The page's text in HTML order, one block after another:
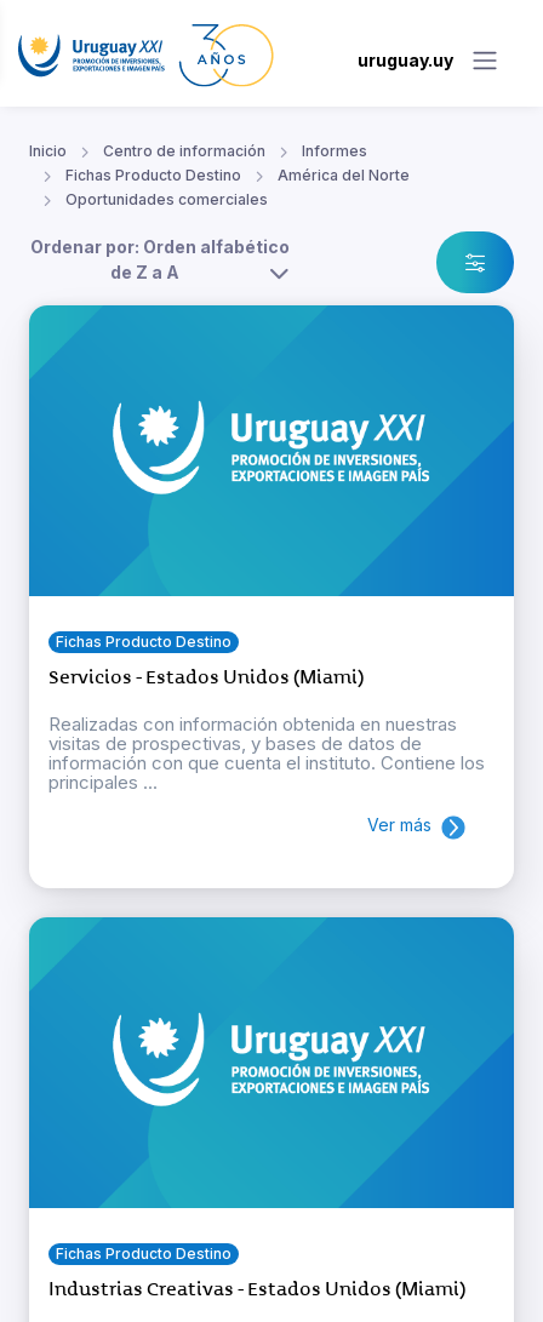
uruguay.uy
Inicio Centro de información
Informes
Fichas Producto Destino
América del Norte
Oportunidades comerciales
Ordenar por: Orden alfabético
de Z a A
Fichas Producto Destino
Servicios - Estados Unidos (Miami)
Realizadas con información obtenida en nuestras
visitas de prospectivas, y bases de datos de
información con que cuenta el instituto. Contiene los
principales ...
Ver más
Fichas Producto Destino
Industrias Creativas - Estados Unidos (Miami)